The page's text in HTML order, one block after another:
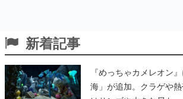
新着記事
『めっちゃカメレオン
海」が追加。クラゲや